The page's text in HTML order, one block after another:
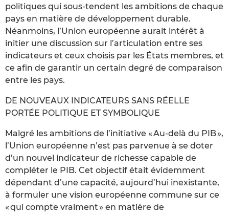
politiques qui sous-tendent les ambitions de chaque
pays en matière de développement durable.
Néanmoins, l’Union européenne aurait intérêt à
initier une discussion sur l’articulation entre ses
indicateurs et ceux choisis par les États membres, et
ce afin de garantir un certain degré de comparaison
entre les pays.
DE NOUVEAUX INDICATEURS SANS RÉELLE
PORTÉE POLITIQUE ET SYMBOLIQUE
Malgré les ambitions de l’initiative « Au-delà du PIB »,
l’Union européenne n’est pas parvenue à se doter
d’un nouvel indicateur de richesse capable de
compléter le PIB. Cet objectif était évidemment
dépendant d’une capacité, aujourd’hui inexistante,
à formuler une vision européenne commune sur ce
« qui compte vraiment » en matière de